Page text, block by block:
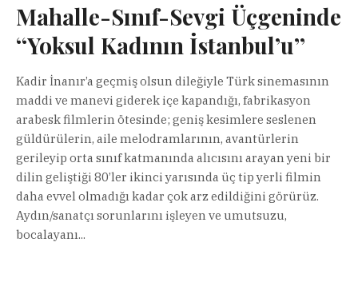
Mahalle-Sınıf-Sevgi Üçgeninde
‘‘Yoksul Kadının İstanbul’u’’
Kadir İnanır’a geçmiş olsun dileğiyle Türk sinemasının
maddi ve manevi giderek içe kapandığı, fabrikasyon
arabesk filmlerin ötesinde; geniş kesimlere seslenen
güldürülerin, aile melodramlarının, avantürlerin
gerileyip orta sınıf katmanında alıcısını arayan yeni bir
dilin geliştiği 80’ler ikinci yarısında üç tip yerli filmin
daha evvel olmadığı kadar çok arz edildiğini görürüz.
Aydın/sanatçı sorunlarını işleyen ve umutsuzu,
bocalayanı...